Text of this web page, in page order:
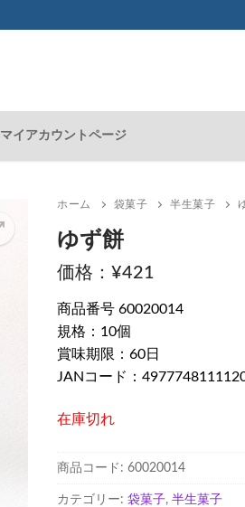
マイアカウントページ
ホーム 袋菓子 半生菓子
ゆず餅
¥421
商品番号 60020014
規格：10個
賞味期限：60日
JANコード：
在庫切れ
商品コード: 60020014
カテゴリー: 袋菓子, 半生菓子